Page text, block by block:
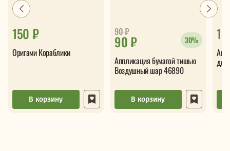
150 ₽
Оригами Кораблики
В корзину
90 ₽
90₽
30%
Аппликация бумагой тишью
Воздушный шар 46890
В корзину